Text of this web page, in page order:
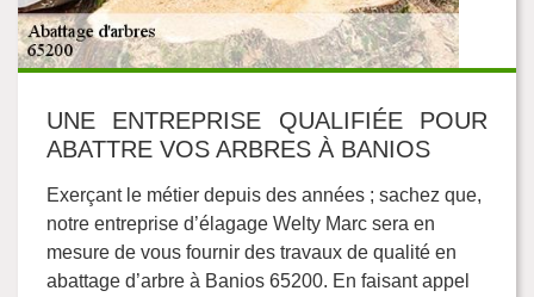
UNE ENTREPRISE QUALIFIÉE POUR
ABATTRE VOS ARBRES À BANIOS
Exerçant le métier depuis des années ; sachez que,
notre entreprise d’élagage Welty Marc sera en
mesure de vous fournir des travaux de qualité en
abattage d’arbre à Banios 65200. En faisant appel